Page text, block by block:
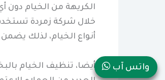
الكريهة من الخيام دون
خلال شركة زمردة
أنواع الخيام، لذلك
أيضا، تنظيف الخيام
واتس آب